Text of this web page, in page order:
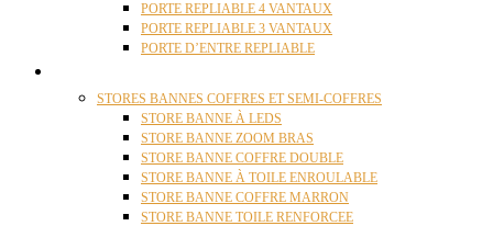
PORTE REPLIABLE 4 VANTAUX
PORTE REPLIABLE 3 VANTAUX
PORTE D’ENTRE REPLIABLE
STORES BANNES COFFRES ET SEMI-COFFRES
STORE BANNE À LEDS
STORE BANNE ZOOM BRAS
STORE BANNE COFFRE DOUBLE
STORE BANNE À TOILE ENROULABLE
STORE BANNE COFFRE MARRON
STORE BANNE TOILE RENFORCEE